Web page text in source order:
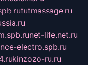
tutmassage.ru
net-life.net.ru
electro.spb.ru
kinzozo-ru.ru